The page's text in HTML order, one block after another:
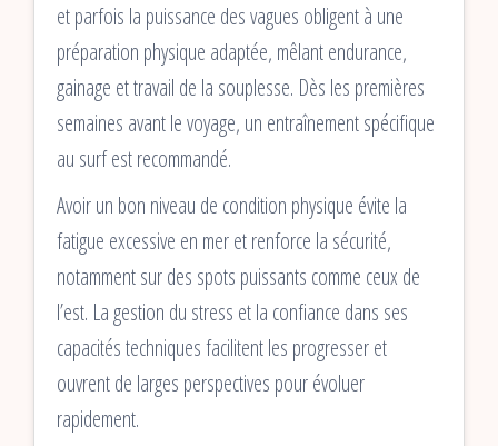
et parfois la puissance des vagues obligent à une
préparation physique adaptée, mêlant endurance,
gainage et travail de la souplesse. Dès les premières
semaines avant le voyage, un entraînement spécifique
au surf est recommandé.
Avoir un bon niveau de condition physique évite la
fatigue excessive en mer et renforce la sécurité,
notamment sur des spots puissants comme ceux de
l’est. La gestion du stress et la confiance dans ses
capacités techniques facilitent les progresser et
ouvrent de larges perspectives pour évoluer
rapidement.